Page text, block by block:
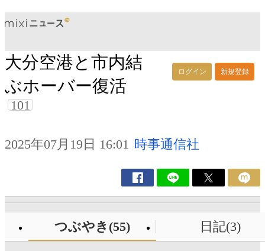
ログイン 新規登録
大分空港と市内結
ぶホーバー復活
101
2025年07月19日 16:01 時事通信社
つぶやき(55) 日記(3)